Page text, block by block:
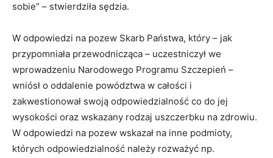
sobie” – stwierdziła sędzia.
W odpowiedzi na pozew Skarb Państwa, który – jak
przypomniała przewodnicząca – uczestniczył we
wprowadzeniu Narodowego Programu Szczepień –
wniósł o oddalenie powództwa w całości i
zakwestionował swoją odpowiedzialność co do jej
wysokości oraz wskazany rodzaj uszczerbku na zdrowiu.
W odpowiedzi na pozew wskazał na inne podmioty,
których odpowiedzialność należy rozważyć np.